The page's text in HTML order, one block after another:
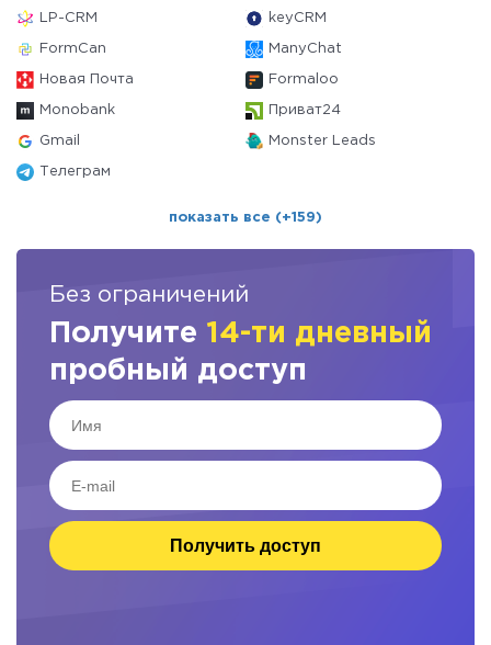
LP-CRM keyCRM
FormCan ManyChat
Новая Почта Formaloo
Monobank Приват24
Gmail Monster Leads
Телеграм
показать все (+159)
Без ограничений
Получите 14-ти дневный
пробный доступ
Получить доступ